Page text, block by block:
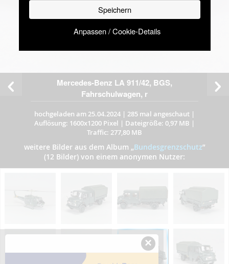
Speichern
Anpassen / Cookie-Details
Mercedes-Benz LA 911/42, BGS,
Fahrschulwagen, r
hochgeladen am 25.04.2024 | 285 mal angeschaut |
Auflösung: 1600x1200 Pixel | Dateigröße: 0,97 MB |
Traffic: 277,80 MB
weitere Bilder aus dem Album „Bundesgrenzschutz”
(12 Bilder) von einem anonymen Nutzer:
×